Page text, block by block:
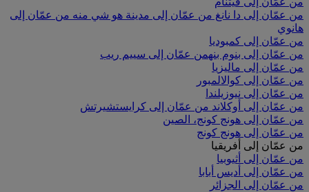
من عمّان إلى دا نانغ من عمّان إلى مدينة هو شي منه من عمّان إلى
هانوي
من عمّان إلى كمبوديا
من عمّان إلى بنوم بنهمن عمّان إلى سييم ريب
من عمّان إلى ماليزيا
من عمّان إلى كوالالمبور
من عمّان إلى نيوزيلندا
من عمّان إلى أوكلاند من عمّان إلى كرايستشيرتش
من عمّان إلى هونج كونج، الصين
من عمّان إلى هونج كونج
من عمّان إلى أفريقيا
من عمّان إلى أثيوبيا
من عمّان إلى أديس أبابا
من عمّان إلى الجزائر